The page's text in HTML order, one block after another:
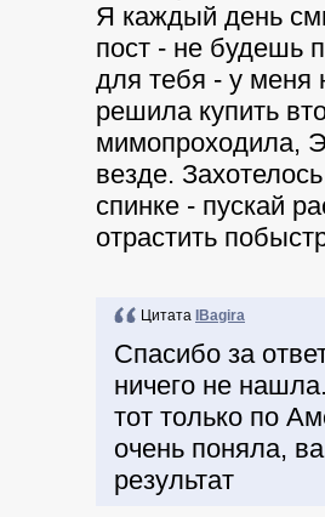
Я каждый день
пост - не будешь
для тебя - у меня
решила купить
мимопроходила,
везде.
спинке - пускай
отрастить
Цитата IBagira
Спасибо за
ничего не
тот только по
очень поняла,
результат